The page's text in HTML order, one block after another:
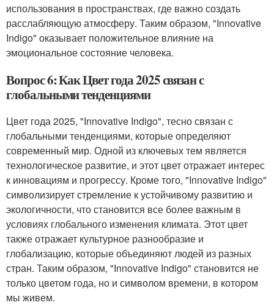
использования в пространствах, где важно создать
расслабляющую атмосферу. Таким образом, "Innovative
Indigo" оказывает положительное влияние на
эмоциональное состояние человека.
Вопрос 6: Как Цвет года 2025 связан с
глобальными тенденциями
Цвет года 2025, "Innovative Indigo", тесно связан с
глобальными тенденциями, которые определяют
современный мир. Одной из ключевых тем является
технологическое развитие, и этот цвет отражает интерес
к инновациям и прогрессу. Кроме того, "Innovative Indigo"
символизирует стремление к устойчивому развитию и
экологичности, что становится все более важным в
условиях глобального изменения климата. Этот цвет
также отражает культурное разнообразие и
глобализацию, которые объединяют людей из разных
стран. Таким образом, "Innovative Indigo" становится не
только цветом года, но и символом времени, в котором
мы живем.